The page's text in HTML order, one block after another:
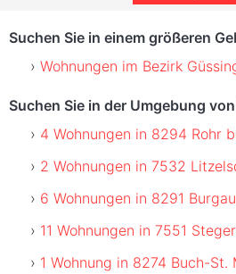
Suchen Sie in einem größeren
Wohnungen im Bezirk
Suchen Sie in der Umgebung
4 Wohnungen in 8294 Rohr
2 Wohnungen in 7532
6 Wohnungen in 8291 Burgau
11 Wohnungen in 7551
1 Wohnung in 8274 Buch-St.